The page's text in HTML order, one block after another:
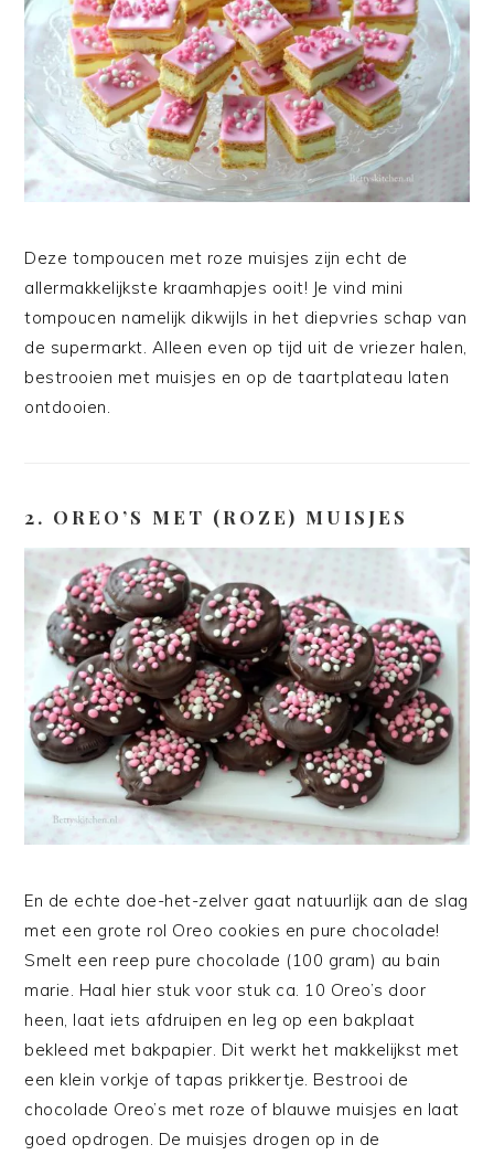
Deze tompoucen met roze muisjes zijn echt de
allermakkelijkste kraamhapjes ooit! Je vind mini
tompoucen namelijk dikwijls in het diepvries schap van
de supermarkt. Alleen even op tijd uit de vriezer halen,
bestrooien met muisjes en op de taartplateau laten
ontdooien.
2. OREO’S MET (ROZE) MUISJES
En de echte doe-het-zelver gaat natuurlijk aan de slag
met een grote rol Oreo cookies en pure chocolade!
Smelt een reep pure chocolade (100 gram) au bain
marie. Haal hier stuk voor stuk ca. 10 Oreo’s door
heen, laat iets afdruipen en leg op een bakplaat
bekleed met bakpapier. Dit werkt het makkelijkst met
een klein vorkje of tapas prikkertje. Bestrooi de
chocolade Oreo’s met roze of blauwe muisjes en laat
goed opdrogen. De muisjes drogen op in de